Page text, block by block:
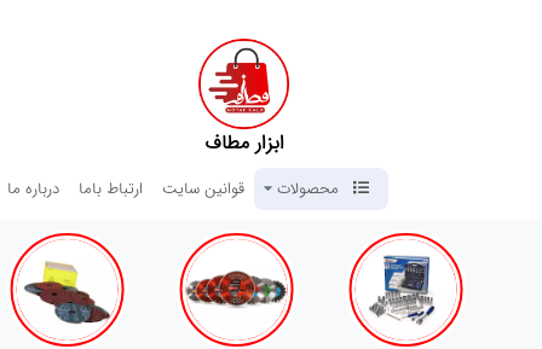
ابزار مطاف
محصولات قوانین سایت ارتباط باما درباره ما